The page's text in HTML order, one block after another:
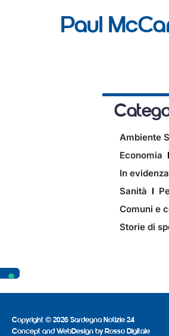
Paul
Ambiente
Economia
In evidenza
Sanità
Comuni e
Storie di
Copyright © 2026 Sardegna Notizie 24
Concept and WebDesign by Rosso Digitale